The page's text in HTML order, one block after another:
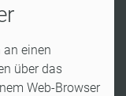
einen
über das
Web-Browser